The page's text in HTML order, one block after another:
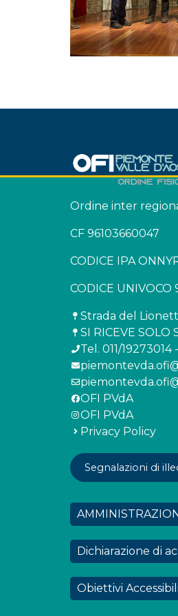
Ordine inter
CF 96103660047
CODICE IPA
CODICE
Strada del
SI RICEVE SOLO
Tel. 011/
OFI PVdA
OFI PVdA
Privacy Policy
Segnalazioni di
Dichiarazione di
Obiettivi